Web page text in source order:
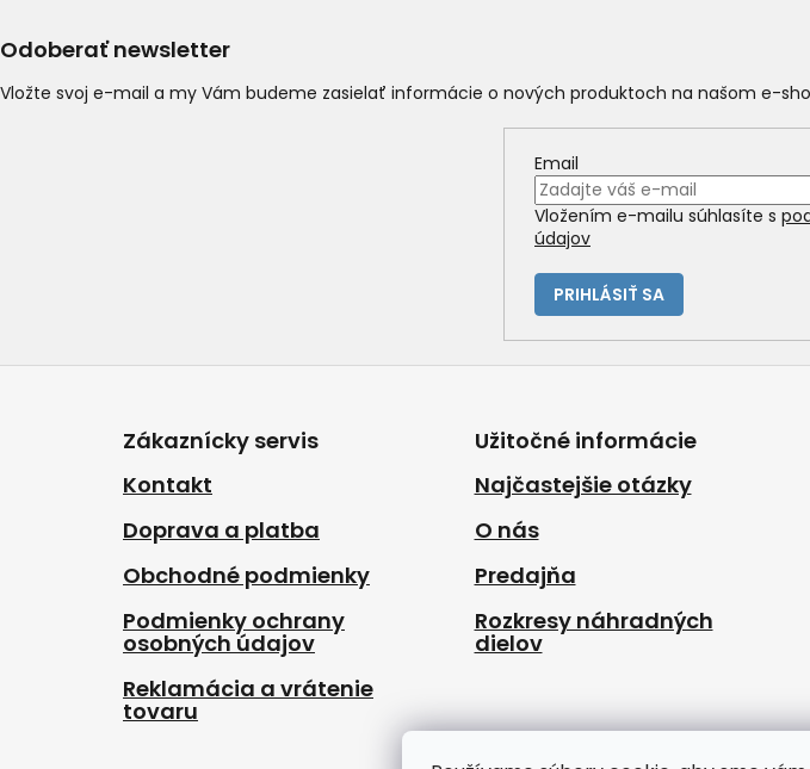
Odoberať newsletter
Vložte svoj e-mail a my Vám budeme zasielať informácie o nových produktoch na našom e-
Email
Vložením e-mailu súhlasíte s
údajov
PRIHLÁSIŤ SA
Z
Zákaznícky servis
Kontakt
Doprava a platba
Obchodné podmienky
Podmienky ochrany
osobných údajov
Reklamácia a vrátenie
tovaru
Užitočné informácie
Najčastejšie otázky
O nás
Predajňa
Rozkresy náhradných
dielov